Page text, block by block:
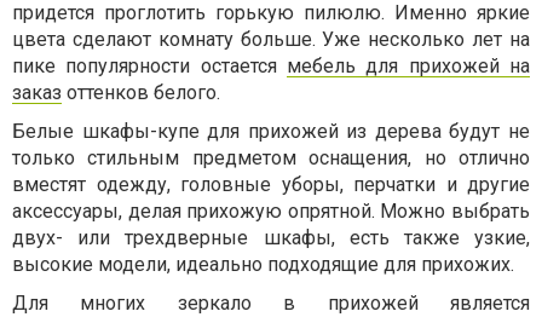
придется проглотить горькую пилюлю. Именно яркие
цвета сделают комнату больше. Уже несколько лет на
пике популярности остается мебель для прихожей на
заказ оттенков белого.
Белые шкафы-купе для прихожей из дерева будут не
только стильным предметом оснащения, но отлично
вместят одежду, головные уборы, перчатки и другие
аксессуары, делая прихожую опрятной. Можно выбрать
двух- или трехдверные шкафы, есть также узкие,
высокие модели, идеально подходящие для прихожих.
Для многих зеркало в прихожей является